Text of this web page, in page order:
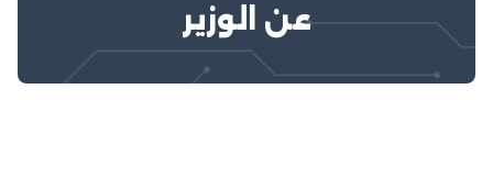
عن الوزير